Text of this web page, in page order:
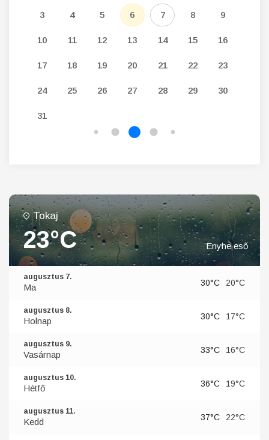
3 4 5 6 7 8 9
10 11 12 13 14 15 16
17 18 19 20 21 22 23
24 25 26 27 28 29 30
31
Tokaj
23°C Enyhe eső
augusztus 7.
Ma 30°C 20°C
augusztus 8.
Holnap 30°C 17°C
augusztus 9.
Vasárnap 33°C 16°C
augusztus 10.
Hétfő 36°C 19°C
augusztus 11.
Kedd 37°C 22°C